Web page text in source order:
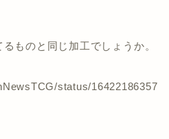
ものと同じ加工でしょうか。
status/16422186357